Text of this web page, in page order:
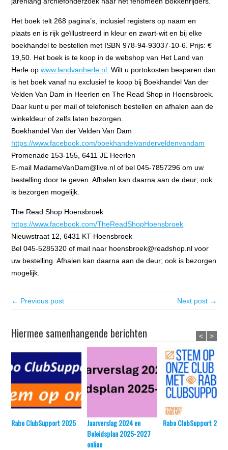
Het boek telt 268 pagina’s, inclusief registers op naam en
plaats en is rijk geïllustreerd in kleur en zwart-wit en bij elke
boekhandel te bestellen met ISBN 978-94-93037-10-6. Prijs: €
19,50. Het boek is te koop in de webshop van Het Land van
Herle opwww.landvanherle.nl. Wilt u portokosten besparen dan
is het boek vanaf nu exclusief te koop bij Boekhandel Van der
Velden Van Dam in Heerlen en The Read Shop in Hoensbroek.
Daar kunt u per mail of telefonisch bestellen en afhalen aan de
winkeldeur of zelfs laten bezorgen.
Boekhandel Van der Velden Van Dam
https://www.facebook.com/boekhandelvanderveldenvandam
Promenade 153-155, 6411 JE Heerlen
E-mail MadameVanDam@live.nl of bel 045-7857296 om uw
bestelling door te geven. Afhalen kan daarna aan de deur; ook
is bezorgen mogelijk.
The Read Shop Hoensbroek
https://www.facebook.com/TheReadShopHoensbroek
Nieuwstraat 12, 6431 KT Hoensbroek
Bel 045-5285320 of mail naar hoensbroek@readshop.nl voor
uw bestelling. Afhalen kan daarna aan de deur; ook is bezorgen
mogelijk.
← Previous post Next post →
Hiermee samenhangende berichten
Rabo ClubSupport 2025
Jaarverslag 2024 en
Beleidsplan 2025-2027
online
Rabo ClubSupport 2024
< >